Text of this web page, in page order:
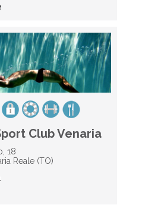
Club Venaria
18
Reale (TO)